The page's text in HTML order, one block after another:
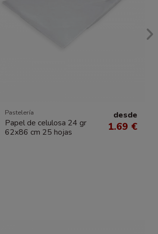
Pastelería
Papel de celulosa 24 gr
62x86 cm 25 hojas
desde
1.69 €